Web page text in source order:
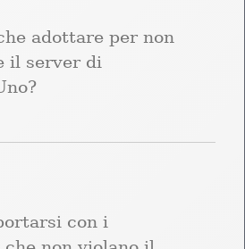
adottare per non
il server di
con i